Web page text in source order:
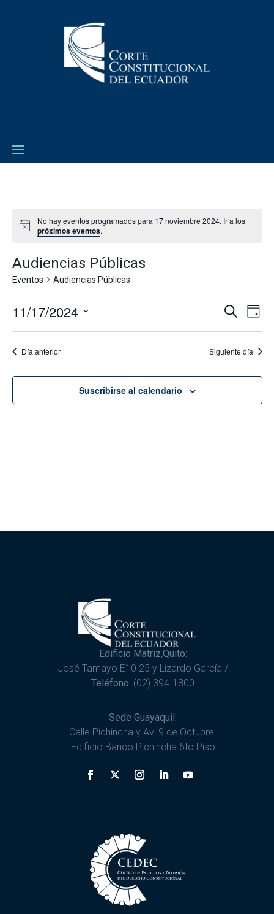
No hay eventos programados para 17 noviembre 2024. Ir a los
próximos eventos.
Audiencias Públicas
Eventos Audiencias Públicas
de
vistas
de
Buscar
de
Día
11/17/2024
Día anterior Siguiente día
Suscribirse al calendario
Edificio Matriz,Quito:
José Tamayo E10 25 y Lizardo García /
Teléfono: (02) 394-1800
Sede Guayaquil:
Calle Pichincha y Av. 9 de Octubre.
Edificio Banco Pichincha 6to Piso